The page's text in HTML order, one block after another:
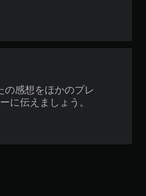
の感想をほかのプレ
に伝えましょう。